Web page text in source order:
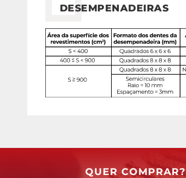
DESEMPENADEIRAS
QUER COMPRAR?